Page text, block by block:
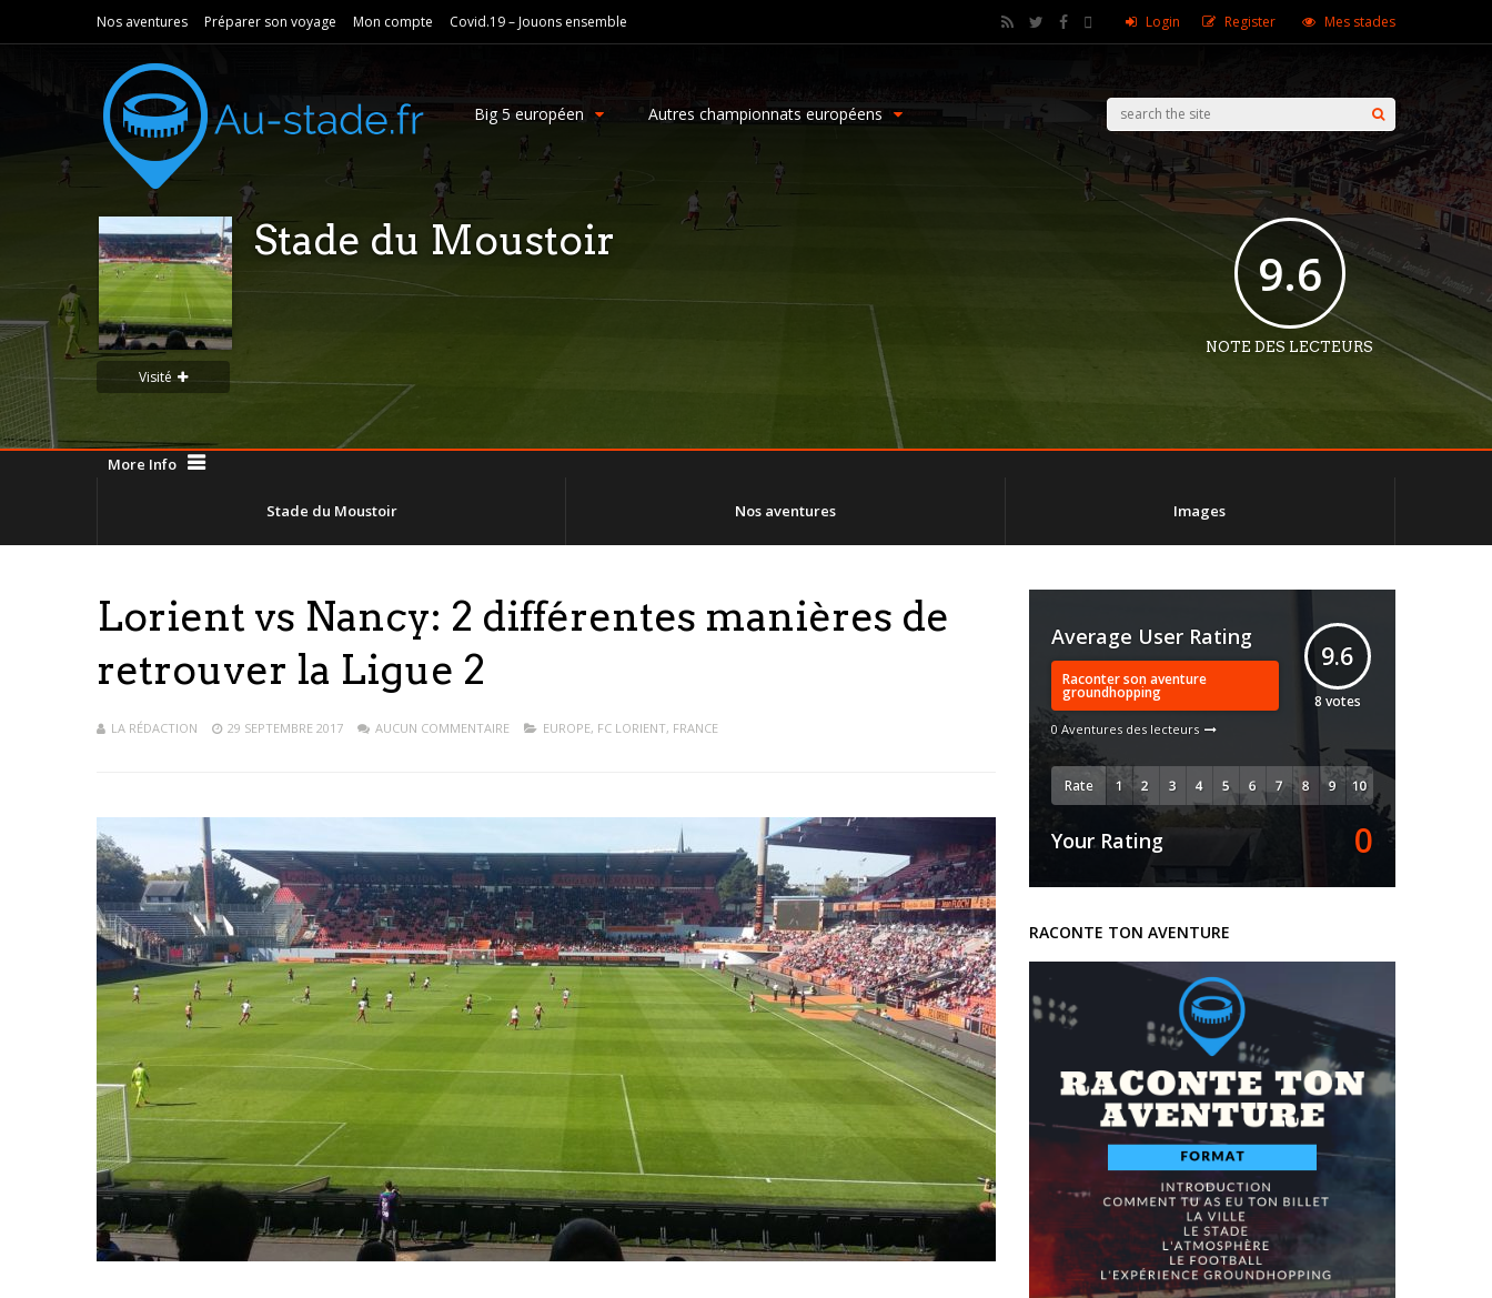
Nos aventures Préparer son voyage Mon compte Covid.19 – Jouons ensemble Login Register Mes stades
Big 5 européen Autres championnats européens
Visité
Stade du Moustoir
9.6
NOTE DES LECTEURS
More Info
Stade du Moustoir Nos aventures Images
Lorient vs Nancy: 2 différentes manières de
retrouver la Ligue 2
LA RÉDACTION 29 SEPTEMBRE 2017 AUCUN COMMENTAIRE EUROPE, FC LORIENT, FRANCE
Average User Rating
Raconter son aventure
groundhopping
0 Aventures des lecteurs
9.6
8 votes
Rate
Your Rating 0
RACONTE TON AVENTURE